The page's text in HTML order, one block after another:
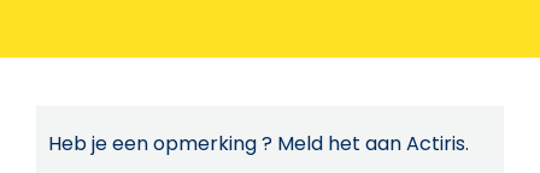
Heb je een opmerking ? Meld het aan Actiris.